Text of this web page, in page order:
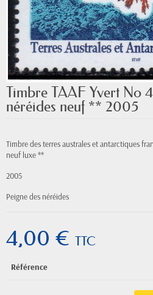
Timbre TAAF Yvert No
néréides neuf ** 2005
Timbre des terres australes et antarctiques
neuf luxe **
2005
Peigne des néréides
4,00 € TTC
Référence